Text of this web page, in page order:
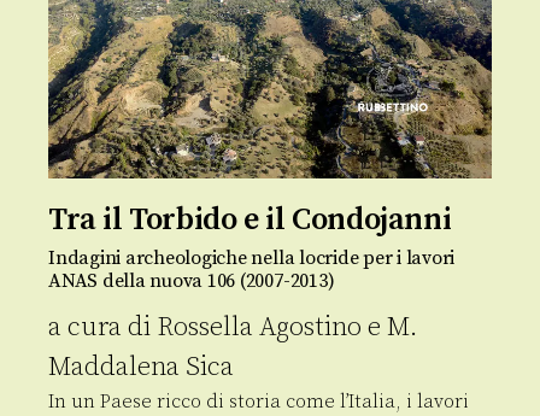
Tra il Torbido e il Condojanni
Indagini archeologiche nella locride per i lavori
ANAS della nuova 106 (2007-2013)
a cura di Rossella Agostino e M.
Maddalena Sica
In un Paese ricco di storia come l’Italia, i lavori